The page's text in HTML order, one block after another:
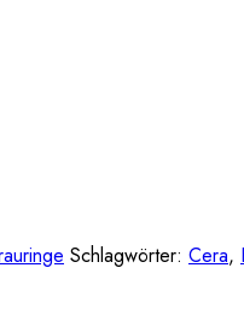
Schlagwörter: Cera,